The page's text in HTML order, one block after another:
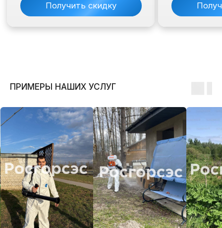
ПРИМЕРЫ НАШИХ УСЛУГ
МЫ ДОРОЖИМ СВОЕЙ
РЕПУТАЦИЕЙ И УВЕРЕНЫ В
КАЧЕСТВЕ СВОИХ УСЛУГ,
ПОЭТОМУ:
Предоставляем официальную гарантию
Несем ответственность за свою работу